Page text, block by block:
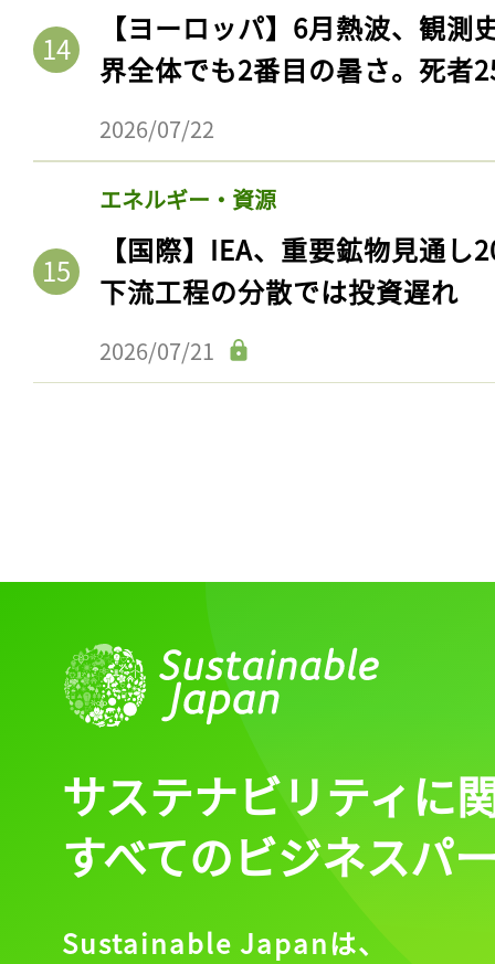
【ヨーロッパ】6月熱波、観
界全体でも2番目の暑さ。死者
2026/07/22
エネルギー・資源
【国際】IEA、重要鉱物見通
下流工程の分散では投資遅れ
2026/07/21
ログインが必
ログイン
会員登録
サステナビリティに
すべてのビジネスパ
Sustainable Japanは、